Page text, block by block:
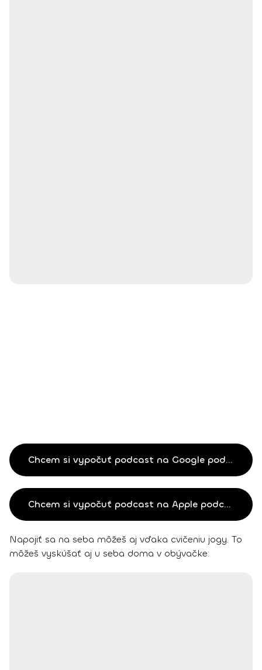
Chcem si vypočuť podcast na Google podcastoch
Chcem si vypočuť podcast na Apple podcastoch
Napojiť sa na seba môžeš aj vďaka cvičeniu jogy. To
môžeš vyskúšať aj u seba doma v obývačke: